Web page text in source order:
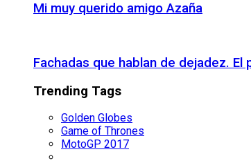
Mi muy querido amigo Azaña
Fachadas que hablan de dejadez.
Trending Tags
Golden Globes
Game of Thrones
MotoGP 2017